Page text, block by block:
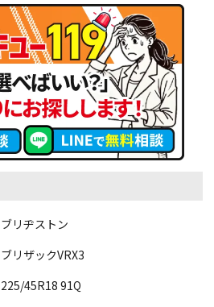
ブリヂストン
ブリザックVRX3
225/45R18 91Q